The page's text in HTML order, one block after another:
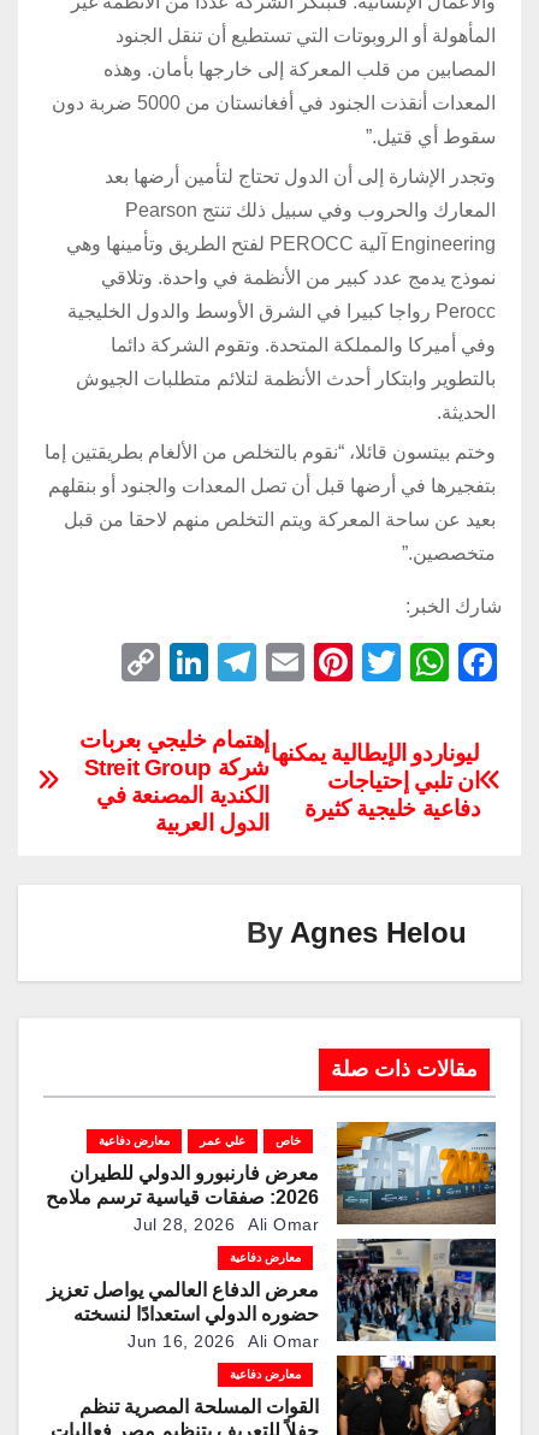
المأهولة أو الروبوتات التي تستطيع أن تنقل الجنود
المصابين من قلب المعركة إلى خارجها بأمان. وهذه
المعدات أنقذت الجنود في أفغانستان من 5000 ضربة دون
سقوط أي قتيل.”
وتجدر الإشارة إلى أن الدول تحتاج لتأمين أرضها بعد
المعارك والحروب وفي سبيل ذلك تنتج Pearson
Engineering آلية PEROCC لفتح الطريق وتأمينها وهي
نموذج يدمج عدد كبير من الأنظمة في واحدة. وتلاقي
Perocc رواجا كبيرا في الشرق الأوسط والدول الخليجية
وفي أميركا والمملكة المتحدة. وتقوم الشركة دائما
بالتطوير وابتكار أحدث الأنظمة لتلائم متطلبات الجيوش
الحديثة.
وختم بيتسون قائلا، “نقوم بالتخلص من الألغام بطريقتين إما
بتفجيرها في أرضها قبل أن تصل المعدات والجنود أو بنقلهم
بعيد عن ساحة المعركة ويتم التخلص منهم لاحقا من قبل
متخصصين.”
شارك الخبر:
F
c
e
b
k
W
at
s
A
T
tt
er
Pi
er
st
E
ail
T
e
gr
a
Li
k
e
dI
p
y
Li
إهتمام خليجي بعربات
شركة Streit Group
الكندية المصنعة في
الدول العربية
ليوناردو الإيطالية يمكنها
ان تلبي إحتياجات
دفاعية خليجية كثيرة
By Agnes Helou
مقالات ذات صلة
خاص علي عمر معارض دفاعية
معرض فارنبورو الدولي للطيران
2026: صفقات قياسية ترسم ملامح
مرحلة جديدة لقطاعات الطيران
والدفاع والفضاء
Jul 28, 2026 Ali Omar
معارض دفاعية
معرض الدفاع العالمي يواصل تعزيز
حضوره الدولي استعدادًا لنسخته
الرابعة عام 2028Jun 16, 2026 Ali Omar
معارض دفاعية
القوات المسلحة المصرية تنظم
حفلاً للتعريف بتنظيم مصر فعاليات